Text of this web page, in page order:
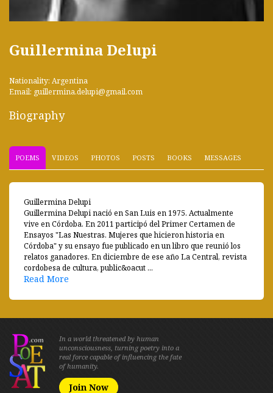
Guillermina Delupi
Nationality: Argentina
Email: guillermina.delupi@gmail.com
Biography
POEMS VIDEOS PHOTOS POSTS BOOKS MESSAGES
Guillermina Delupi
Guillermina Delupi nació en San Luis en 1975. Actualmente
vive en Córdoba. En 2011 participó del Primer Certamen de
Ensayos "Las Nuestras. Mujeres que hicieron historia en
Córdoba" y su ensayo fue publicado en un libro que reunió los
relatos ganadores. En diciembre de ese año La Central, revista
cordobesa de cultura, public&oacut ...
Read More
In a world threatened by human
unconsciousness, turning poetry into a
real force capable of influencing the fate
of humanity.
Join Now